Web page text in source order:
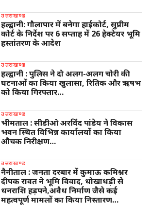
उत्तराखण्ड
हल्द्वानी: गौलापार में बनेगा हाईकोर्ट, सुप्रीम
कोर्ट के निर्देश पर 6 सप्ताह में 26 हेक्टेयर भूमि
हस्तांतरण के आदेश
उत्तराखण्ड
हल्द्वानी : पुलिस ने दो अलग-अलग चोरी की
घटनाओं का किया खुलासा, रितिक और ऋषभ
को किया गिरफ्तार…
उत्तराखण्ड
भीमताल : सीडीओ अरविंद पांडेय ने विकास
भवन स्थित विभिन्न कार्यालयों का किया
औचक निरीक्षण…
उत्तराखण्ड
नैनीताल : जनता दरबार में कुमाऊ कमिश्नर
दीपक रावत ने भूमि विवाद, धोखाधड़ी से
धनराशि हड़पने,अवैध निर्माण जैसे कई
महत्वपूर्ण मामलों का किया निस्तारण…